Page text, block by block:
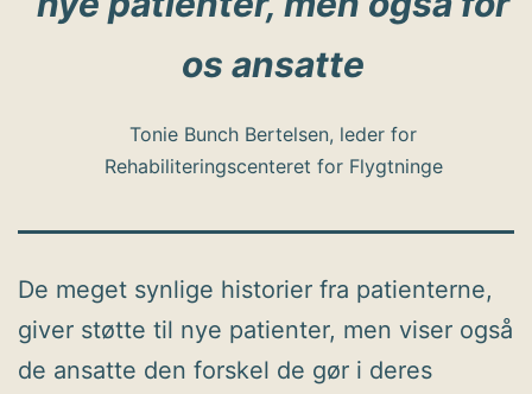
os ansatte
Tonie Bunch Bertelsen, leder for
Rehabiliteringscenteret for Flygtninge
De meget synlige historier fra patienterne,
giver støtte til nye patienter, men viser også
de ansatte den forskel de gør i deres